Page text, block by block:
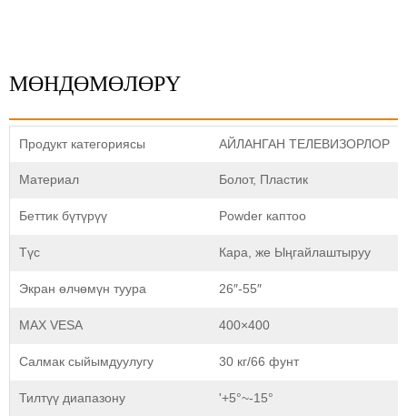
МӨНДӨМӨЛӨРҮ
Продукт категориясы АЙЛАНГАН ТЕЛЕВИЗОРЛОР
Материал Болот, Пластик
Беттик бүтүрүү Powder каптоо
Түс Кара, же Ыңгайлаштыруу
Экран өлчөмүн туура 26″-55″
MAX VESA 400×400
Салмак сыйымдуулугу 30 кг/66 фунт
Тилтүү диапазону '+5°~-15°